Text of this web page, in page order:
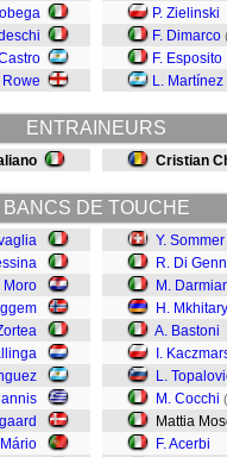
Rowe
P. Zielinski
F. Dimarco
F. Esposito
L. Martínez
ENTRAINEURS
Cristian
BANCS DE TOUCHE
Moro
Y. Sommer
R. Di
M.
H.
A. Bastoni
I.
L.
M. Cocchi
Mattia
F. Acerbi